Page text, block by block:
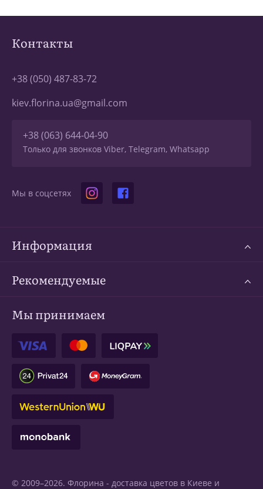
Контакты
+38 (050) 487-83-72
kiev.florina.ua@gmail.com
+38 (063) 644-04-90
Только для звонков Viber, Telegram, Whatsapp
Мы в соцсетях
Информация
Рекомендуемые
Мы принимаем
© 2009–2026. Флорина - доставка цветов в Киеве и